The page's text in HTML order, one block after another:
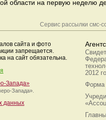
области на первую неделю
Сервис рассылки смс-
сайта и фото
запрещается.
на сайт обязательна.
Запада»
Запада».
данных
2012
Форма